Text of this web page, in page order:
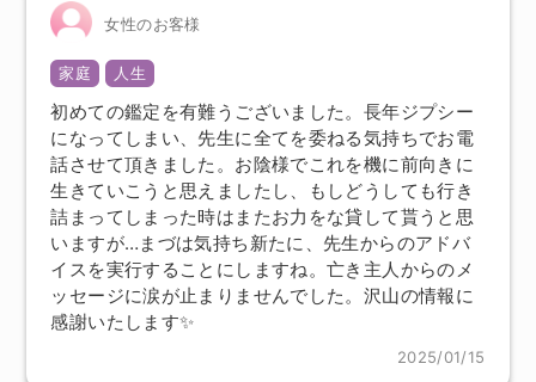
女性のお客様
家庭 人生
初めての鑑定を有難うございました。長年ジプシー
になってしまい、先生に全てを委ねる気持ちでお電
話させて頂きました。お陰様でこれを機に前向きに
生きていこうと思えましたし、もしどうしても行き
詰まってしまった時はまたお力をな貸して貰うと思
いますが…まづは気持ち新たに、先生からのアドバ
イスを実行することにしますね。亡き主人からのメ
ッセージに涙が止まりませんでした。沢山の情報に
感謝いたします✨
2025/01/15